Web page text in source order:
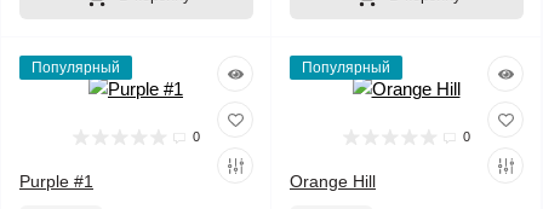
Популярный
0
Purple #1
Популярный
0
Orange Hill